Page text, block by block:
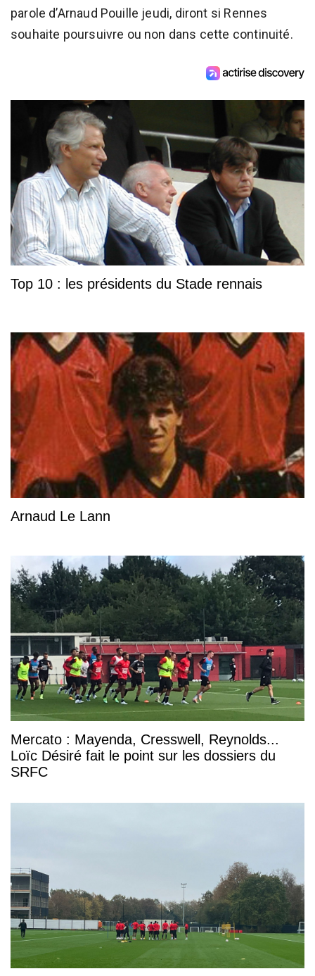
parole d’Arnaud Pouille jeudi, diront si Rennes
souhaite poursuivre ou non dans cette continuité.
Top 10 : les présidents du Stade rennais
Arnaud Le Lann
Mercato : Mayenda, Cresswell, Reynolds...
Loïc Désiré fait le point sur les dossiers du
SRFC